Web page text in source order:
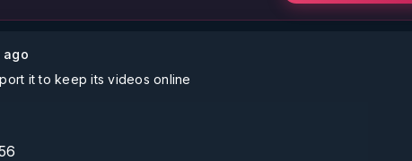
ago
it to keep its videos online